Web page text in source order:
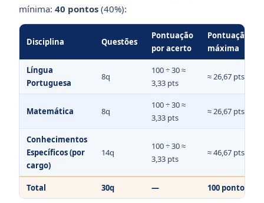
mínima: 40 pontos (40%):
Disciplina Questões
Pontuação
por acerto
Pontuação
máxima
Língua
Portuguesa
8q
100 ÷ 30 ≈
3,33 pts
≈ 26,67 pts
Matemática 8q
100 ÷ 30 ≈
3,33 pts
≈ 26,67 pts
Conhecimentos
Específicos (por
cargo)
14q
100 ÷ 30 ≈
3,33 pts
≈ 46,67 pts
Total 30q — 100 pontos